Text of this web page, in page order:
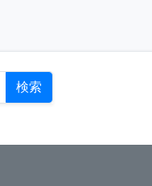
検索